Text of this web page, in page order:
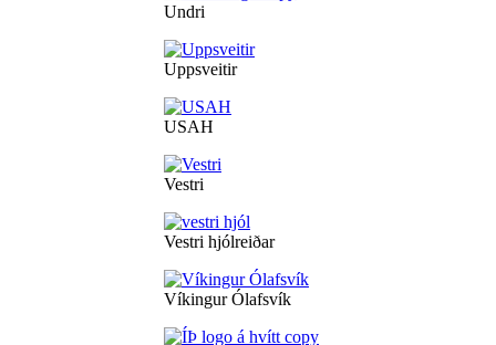
Undri
Uppsveitir
USAH
Vestri
Vestri hjólreiðar
Víkingur Ólafsvík